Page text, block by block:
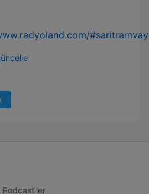
#saritramvay
Podcast'ler